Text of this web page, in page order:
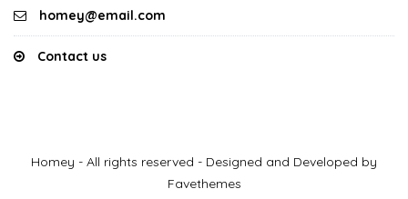
homey@email.com
Contact us
Homey - All rights reserved - Designed and Developed by
Favethemes